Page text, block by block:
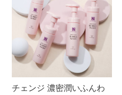
チェンジ 濃密潤いふんわ